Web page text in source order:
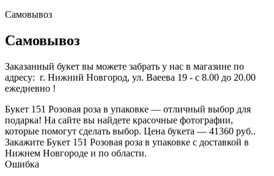
Самовывоз
Самовывоз
Заказанный букет вы можете забрать у нас в магазине по
адресу: г. Нижний Новгород, ул. Ваеева 19 - с 8.00 до 20.00
ежедневно !
Букет 151 Розовая роза в упаковке — отличный выбор для
подарка! На сайте вы найдете красочные фотографии,
которые помогут сделать выбор. Цена букета — 41360 руб..
Закажите Букет 151 Розовая роза в упаковке с доставкой в
Нижнем Новгороде и по области.
Ошибка